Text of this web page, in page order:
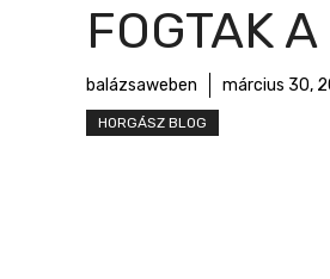
FOGTAK
balázsaweben március 30,
HORGÁSZ BLOG